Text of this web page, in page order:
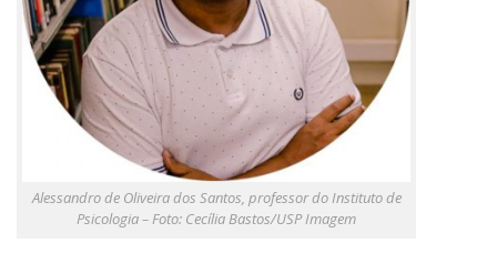
Alessandro de Oliveira dos Santos, professor do Instituto de
Psicologia – Foto: Cecília Bastos/USP Imagem